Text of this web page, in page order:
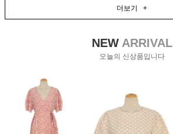
더보기 +
NEWARRIVAL
오늘의 신상품입니다